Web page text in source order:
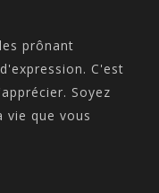
prônant
C'est
Soyez
que vous